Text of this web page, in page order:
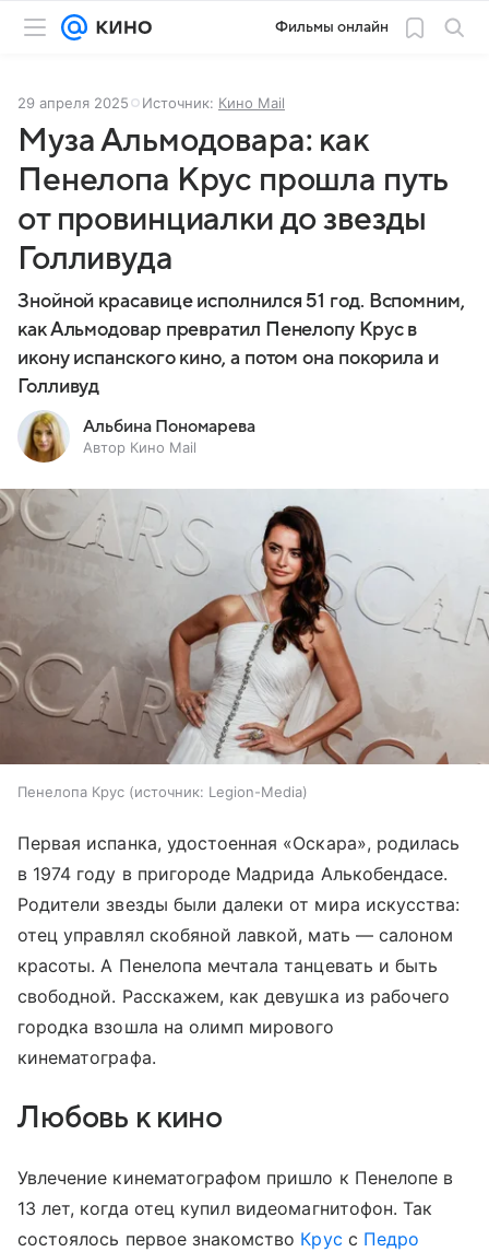
Фильмы онлайн
29 апреля 2025 Источник: Кино Mail
Муза Альмодовара: как
Пенелопа Крус прошла путь
от провинциалки до звезды
Голливуда
Знойной красавице исполнился 51 год. Вспомним,
как Альмодовар превратил Пенелопу Крус в
икону испанского кино, а потом она покорила и
Голливуд
Альбина Пономарева
Автор Кино Mail
Пенелопа Крус источник: Legion-Media
Первая испанка, удостоенная «Оскара», родилась
в 1974 году в пригороде Мадрида Алькобендасе.
Родители звезды были далеки от мира искусства:
отец управлял скобяной лавкой, мать — салоном
красоты. А Пенелопа мечтала танцевать и быть
свободной. Расскажем, как девушка из рабочего
городка взошла на олимп мирового
кинематографа.
Любовь к кино
Увлечение кинематографом пришло к Пенелопе в
13 лет, когда отец купил видеомагнитофон. Так
состоялось первое знакомство Крус с Педро